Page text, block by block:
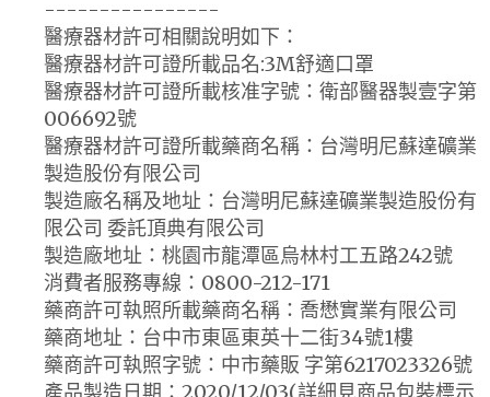
----------------
醫療器材許可相關說明如下：
醫療器材許可證所載品名:3M舒適口罩
醫療器材許可證所載核准字號：衛部醫器製壹字第
006692號
醫療器材許可證所載藥商名稱：台灣明尼蘇達礦業
製造股份有限公司
製造廠名稱及地址：台灣明尼蘇達礦業製造股份有
限公司 委託頂典有限公司
製造廠地址：桃園市龍潭區烏林村工五路242號
消費者服務專線：0800-212-171
藥商許可執照所載藥商名稱：喬懋實業有限公司
藥商地址：台中市東區東英十二街34號1樓
藥商許可執照字號：中市藥販 字第6217023326號